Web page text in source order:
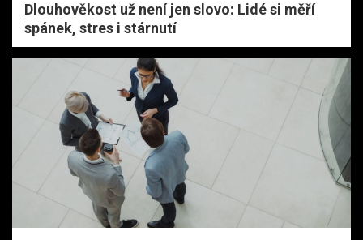
Dlouhověkost už není jen slovo: Lidé si měří
spánek, stres i stárnutí